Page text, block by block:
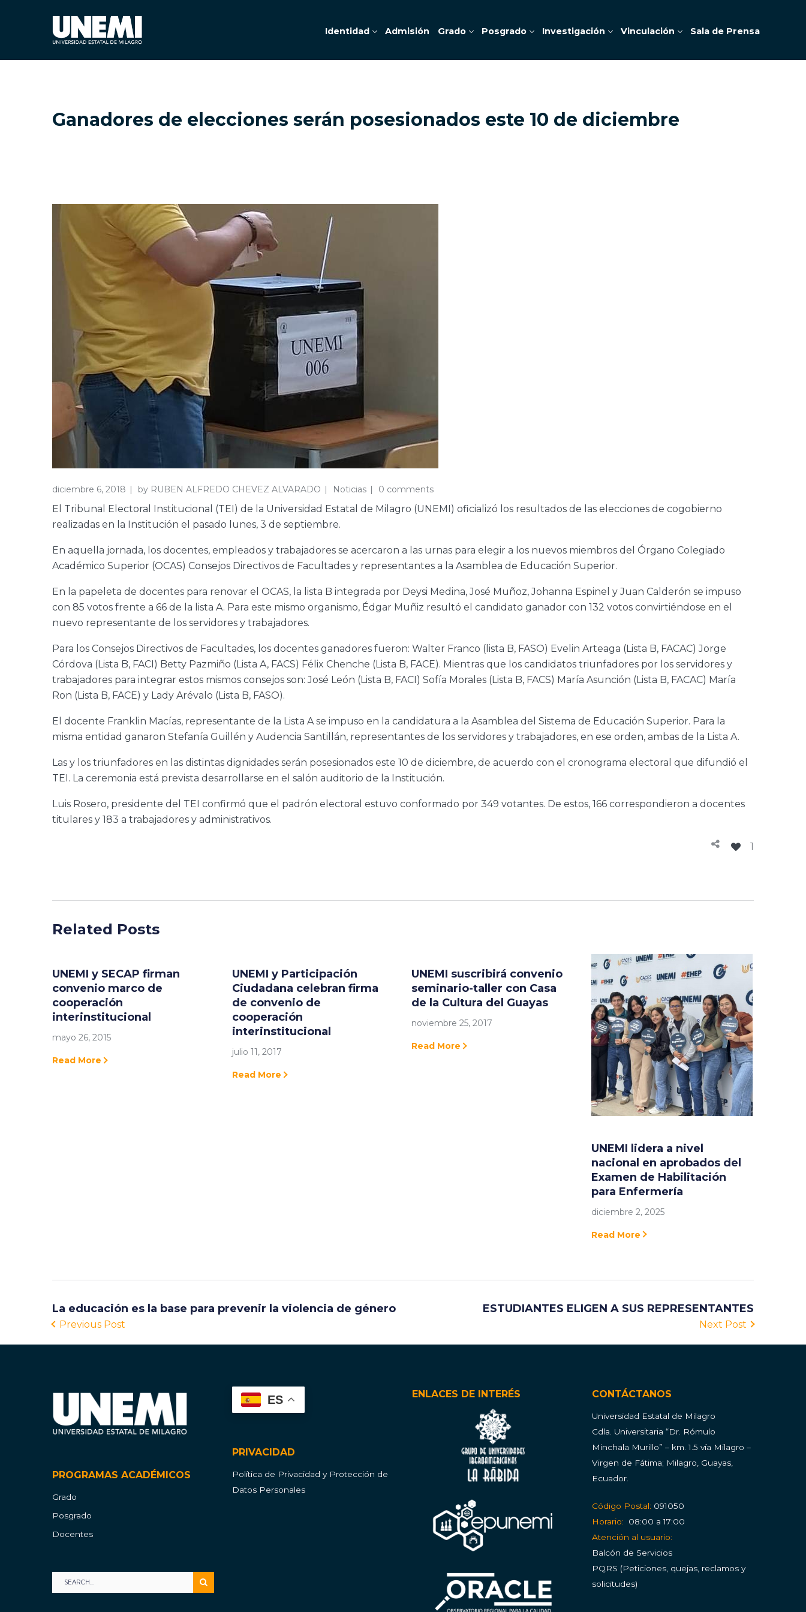
Identidad Admisión Grado Posgrado Investigación Vinculación Sala de Prensa
Ganadores de elecciones serán posesionados este 10 de diciembre
diciembre 6, 2018 by RUBEN ALFREDO CHEVEZ ALVARADO Noticias 0 comments
El Tribunal Electoral Institucional (TEI) de la Universidad Estatal de Milagro (UNEMI) oficializó los resultados de las elecciones de cogobierno
realizadas en la Institución el pasado lunes, 3 de septiembre.
En aquella jornada, los docentes, empleados y trabajadores se acercaron a las urnas para elegir a los nuevos miembros del Órgano Colegiado
Académico Superior (OCAS) Consejos Directivos de Facultades y representantes a la Asamblea de Educación Superior.
En la papeleta de docentes para renovar el OCAS, la lista B integrada por Deysi Medina, José Muñoz, Johanna Espinel y Juan Calderón se impuso
con 85 votos frente a 66 de la lista A. Para este mismo organismo, Édgar Muñiz resultó el candidato ganador con 132 votos convirtiéndose en el
nuevo representante de los servidores y trabajadores.
Para los Consejos Directivos de Facultades, los docentes ganadores fueron: Walter Franco (lista B, FASO) Evelin Arteaga (Lista B, FACAC) Jorge
Córdova (Lista B, FACI) Betty Pazmiño (Lista A, FACS) Félix Chenche (Lista B, FACE). Mientras que los candidatos triunfadores por los servidores y
trabajadores para integrar estos mismos consejos son: José León (Lista B, FACI) Sofía Morales (Lista B, FACS) María Asunción (Lista B, FACAC) María
Ron (Lista B, FACE) y Lady Arévalo (Lista B, FASO).
El docente Franklin Macías, representante de la Lista A se impuso en la candidatura a la Asamblea del Sistema de Educación Superior. Para la
misma entidad ganaron Stefanía Guillén y Audencia Santillán, representantes de los servidores y trabajadores, en ese orden, ambas de la Lista A.
Las y los triunfadores en las distintas dignidades serán posesionados este 10 de diciembre, de acuerdo con el cronograma electoral que difundió el
TEI. La ceremonia está prevista desarrollarse en el salón auditorio de la Institución.
Luis Rosero, presidente del TEI confirmó que el padrón electoral estuvo conformado por 349 votantes. De estos, 166 correspondieron a docentes
titulares y 183 a trabajadores y administrativos.
1
Related Posts
UNEMI y SECAP firman
convenio marco de
cooperación
interinstitucional
mayo 26, 2015
Read More
UNEMI y Participación
Ciudadana celebran firma
de convenio de
cooperación
interinstitucional
julio 11, 2017
Read More
UNEMI suscribirá convenio
seminario-taller con Casa
de la Cultura del Guayas
noviembre 25, 2017
Read More
UNEMI lidera a nivel
nacional en aprobados del
Examen de Habilitación
para Enfermería
diciembre 2, 2025
Read More
La educación es la base para prevenir la violencia de género
Previous Post
ESTUDIANTES ELIGEN A SUS REPRESENTANTES
Next Post
PROGRAMAS ACADÉMICOS
Grado
Posgrado
Docentes
ES
PRIVACIDAD
Política de Privacidad y Protección de
Datos Personales
ENLACES DE INTERÉS CONTÁCTANOS
Universidad Estatal de Milagro
Cdla. Universitaria “Dr. Rómulo
Minchala Murillo” – km. 1.5 vía Milagro –
Virgen de Fátima; Milagro, Guayas,
Ecuador.
Código Postal: 091050
Horario:
08:00 a 17:00
Atención al usuario:
Balcón de Servicios
PQRS (Peticiones, quejas, reclamos y
solicitudes)